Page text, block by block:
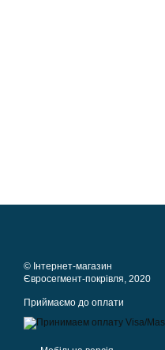
© Інтернет-магазин
Євросегмент-покрівля, 2020
Приймаємо до оплати